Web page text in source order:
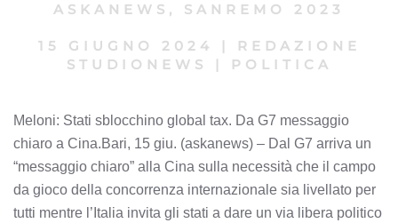
ASKANEWS , SANREMO 2023
15 GIUGNO 2024 |
REDAZIONE
STUDIONEWS
| POLITICA
Meloni: Stati sblocchino global tax. Da G7 messaggio
chiaro a Cina.Bari, 15 giu. (askanews) – Dal G7 arriva un
“messaggio chiaro” alla Cina sulla necessità che il campo
da gioco della concorrenza internazionale sia livellato per
tutti mentre l’Italia invita gli stati a dare un via libera politico